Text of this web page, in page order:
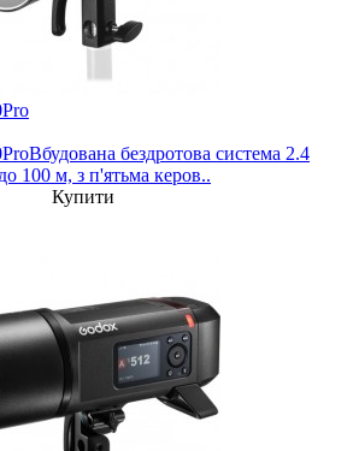
бездротова система 2.4
100 м, з п'ятьма керов..
Купити